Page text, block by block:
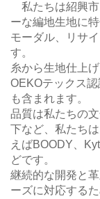
私たちは紹興
ーな編地生地に
モーダル、リサ
す。
糸から生地仕上
OEKOテックス
も含まれます。
品質は私たちの
下など、私たち
えばBOODY、
どです。
継続的な開発と
ーズに対応する